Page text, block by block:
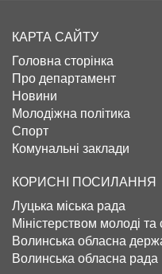
КАРТА САЙТУ
Головна сторінка
Про департамент
Новини
Молодіжна політика
Спорт
Комунальні заклади
КОРИСНІ ПОСИЛАННЯ
Луцька міська рада
Міністерством молоді та
Волинська обласна
Волинська обласна рада